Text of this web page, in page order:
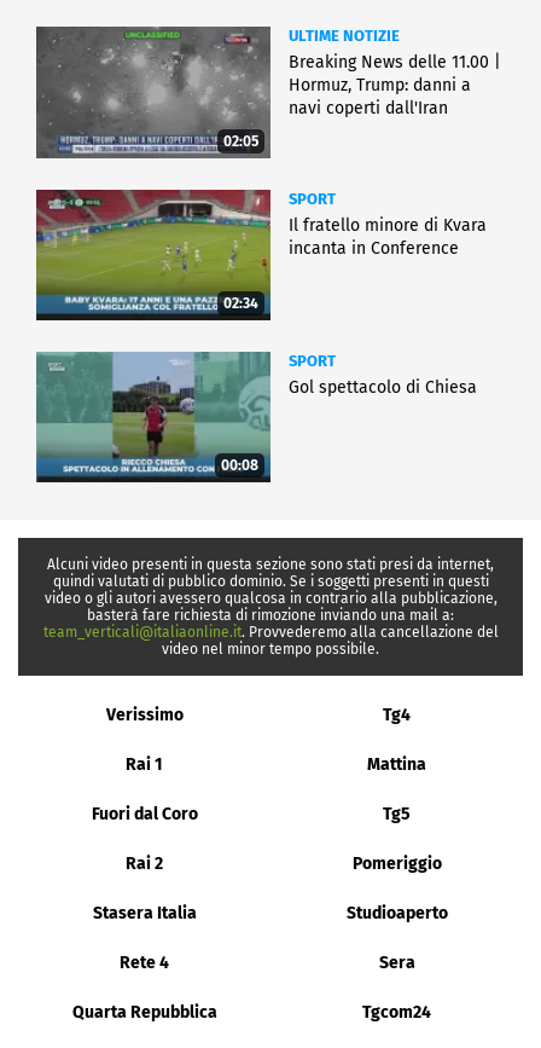
02:05
ULTIME NOTIZIE
Breaking News delle 11.00 |
Hormuz, Trump: danni a
navi coperti dall'Iran
02:34
SPORT
Il fratello minore di Kvara
incanta in Conference
00:08
SPORT
Gol spettacolo di Chiesa
Alcuni video presenti in questa sezione sono stati presi da internet,
quindi valutati di pubblico dominio. Se i soggetti presenti in questi
video o gli autori avessero qualcosa in contrario alla pubblicazione,
basterà fare richiesta di rimozione inviando una mail a:
team_verticali@italiaonline.it. Provvederemo alla cancellazione del
video nel minor tempo possibile.
Verissimo Tg4
Rai 1 Mattina
Fuori dal Coro Tg5
Rai 2 Pomeriggio
Stasera Italia Studioaperto
Rete 4 Sera
Quarta Repubblica Tgcom24